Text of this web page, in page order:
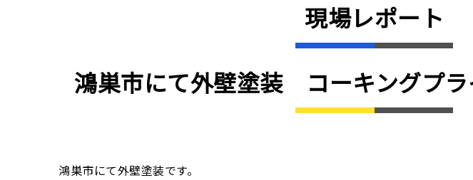
現場レポート
鴻巣市にて外壁塗装 コーキングプラ
鴻巣市にて外壁塗装です。